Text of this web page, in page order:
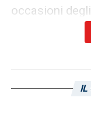
occasioni
calcio
colpe. Voto e
IL